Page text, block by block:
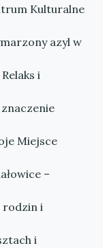
Kulturalne
azyl w
i
Miejsce
–
rodzin i
i